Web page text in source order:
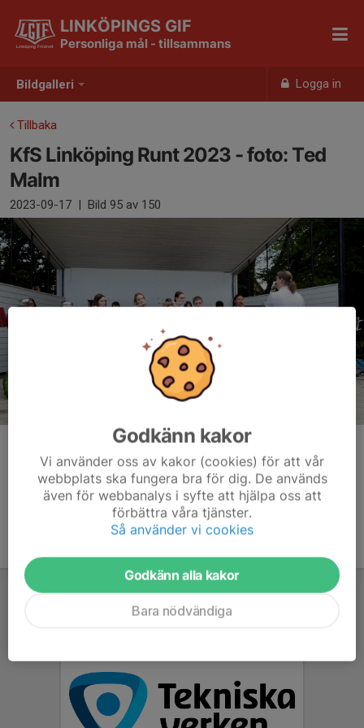
Bildgalleri Logga in
LINKÖPINGS GIF
Personliga mål - tillsammans
Tillbaka
KfS Linköping Runt 2023 - foto: Ted
Malm
2023-09-17 | Bild 95 av 150
Godkänn kakor
Vi använder oss av kakor (cookies) för att vår
webbplats ska fungera bra för dig. De används
även för webbanalys i syfte att hjälpa oss att
förbättra våra tjänster.
Så använder vi cookies
Godkänn alla kakor
Bara nödvändiga